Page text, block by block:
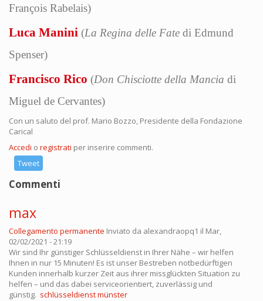
François Rabelais)
Luca Manini (La Regina delle Fate di Edmund
Spenser)
Francisco Rico (Don Chisciotte della Mancia di
Miguel de Cervantes)
Con un saluto del prof. Mario Bozzo, Presidente della Fondazione
Carical
Accedi o registrati per inserire commenti.
Tweet
Commenti
max
Collegamento permanente Inviato da alexandraopq1 il Mar,
02/02/2021 - 21:19
Wir sind Ihr günstiger Schlüsseldienst in Ihrer Nähe – wir helfen
Ihnen in nur 15 Minuten! Es ist unser Bestreben notbedürftigen
Kunden innerhalb kurzer Zeit aus ihrer missglückten Situation zu
helfen – und das dabei serviceorientiert, zuverlässig und
günstig. schlüsseldienst münster